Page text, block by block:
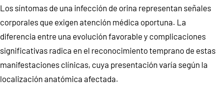
Los síntomas de una infección de orina representan señales
corporales que exigen atención médica oportuna. La
diferencia entre una evolución favorable y complicaciones
significativas radica en el reconocimiento temprano de estas
manifestaciones clínicas, cuya presentación varía según la
localización anatómica afectada.